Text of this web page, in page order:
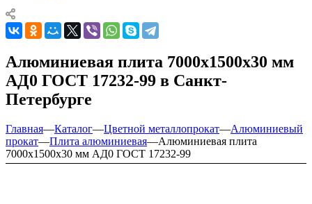
Алюминиевая плита 7000х1500х30 мм
АД0 ГОСТ 17232-99 в Санкт-
Петербурге
Главная—Каталог—Цветной металлопрокат—Алюминиевый
прокат—Плита алюминиевая—Алюминиевая плита
7000х1500х30 мм АД0 ГОСТ 17232-99